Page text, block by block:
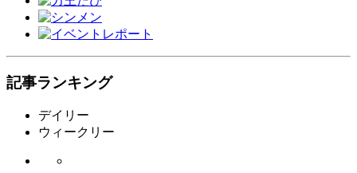
記事ランキング
デイリー
ウィークリー